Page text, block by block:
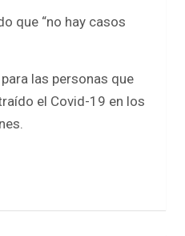
que “no hay casos
las personas que
el Covid-19 en los